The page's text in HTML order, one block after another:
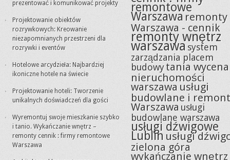
prezentować i komunikować projekty
Projektowanie obiektów
rozrywkowych: Kreowanie
niezapomnianych przestrzeni dla
rozrywki i eventów
Hotelowe arcydzieła: Najbardziej
ikoniczne hotele na świecie
Projektowanie hoteli: Tworzenie
unikalnych doświadczeń dla gości
Wyremontuj swoje mieszkanie szybko
i tanio. Wykańczanie wnętrz –
remonty cennik : firmy remontowe
Warszawa
remontowe
Warszawa remonty
Warszawa - cennik
remonty wnętrz
warszawasystem
zarządzania placem
budowytania wycena
nieruchomości
warszawa usługi
budowlane i
Warszawa usługi
budowlane warszawa
usługi dźwigowe
Lublin usługi
zielona góra
wykańczanie wnętrz